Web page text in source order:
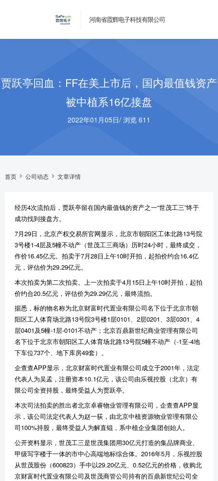
河南省霞辉电子科技有限公司
贾跃亭回血：FF在美上市后，国内最值钱资产
被中植系16亿接盘
2022年01月05日/ 浏览 611
首页 公司动态 文章详情
经历4次流拍后，贾跃亭留在国内最值钱的资产之一“世茂工三”终于
成功找到接盘方。
7月29日，北京产权交易所官网显示，北京市朝阳区工体北路13号院
3号楼1-4层及5幢不动产（世茂工三商场）历时24小时，最终成交，
作价16.45亿元。拍卖于7月28日上午10时开拍，起拍价约合16.4亿
元，评估价为29.29亿元。
本次拍卖为第二次拍卖。上一次拍卖于4月15日上午10时开拍，起拍
价约合20.5亿元，评估价为29.29亿元，最终流拍。
据悉，标的物名称为北京财富时代置业有限公司名下位于北京市朝
阳区工人体育场北路13号院3号楼1层0101、2层0201、3层0301、4
层0401及5幢-1层-0101不动产；北京百鼎新世纪商业管理有限公司
名下位于北京市朝阳区工人体育场北路13号院5幢不动产（-1至-4地
下车位737个、地下库房49套）。
企查查APP显示，北京财富时代置业有限公司成立于2001年，法定
代表人为吴孟，注册资本10.1亿元，该公司由乐视控股（北京）有
限公司全资持股，最终受益人为贾跃亭。
本次司法拍卖的胜出者北京卓睿物业管理有限公司，企查查APP显
示，该公司法定代表人为赵一荻，由北京中植资源物业管理有限公
司100%持股，最终受益人为解直锟，系中植企业集团创始人。
公开资料显示，世茂工三是世茂集团用30亿元打造的集品牌商业、
甲级写字楼于一体的市中心高端地标综合体。2016年5月，乐视控股
从世茂股份（600823）手中以29.20亿元、0.52亿元的价格，收购北
京财富时代置业有限公司及世茂商管公司持有的百鼎新世纪公司全